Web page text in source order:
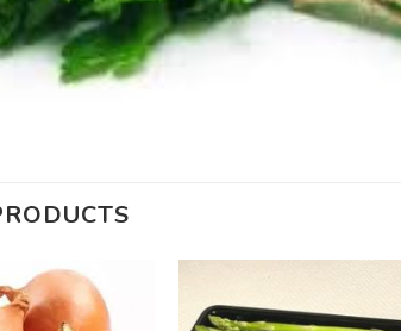
Add to